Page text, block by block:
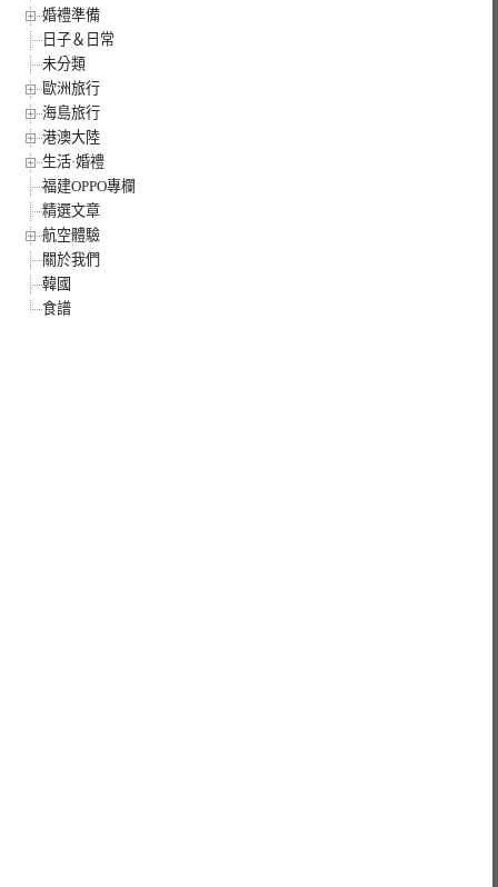
婚禮準備
日子＆日常
未分類
歐洲旅行
海島旅行
港澳大陸
生活·婚禮
福建OPPO專欄
精選文章
航空體驗
關於我們
韓國
食譜